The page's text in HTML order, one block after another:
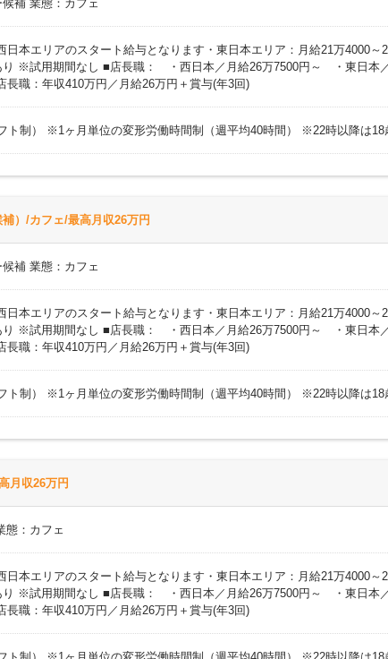
補 業態：カフェ
本エリアのスタート給与となります・東日本エリア：月給21万4000
※試用期間なし ■店長職： ・西日本／月給26万7500円～ ・東日本
長職：年収410万円／月給26万円＋賞与(年3回)
ト制） ※1ヶ月単位の変形労働時間制（週平均40時間） ※22時以降は18
）/カフェ/最高月収26万円
補 業態：カフェ
本エリアのスタート給与となります・東日本エリア：月給21万4000
※試用期間なし ■店長職： ・西日本／月給26万7500円～ ・東日本
長職：年収410万円／月給26万円＋賞与(年3回)
ト制） ※1ヶ月単位の変形労働時間制（週平均40時間） ※22時以降は18
月収26万円
態：カフェ
本エリアのスタート給与となります・東日本エリア：月給21万4000
※試用期間なし ■店長職： ・西日本／月給26万7500円～ ・東日本
長職：年収410万円／月給26万円＋賞与(年3回)